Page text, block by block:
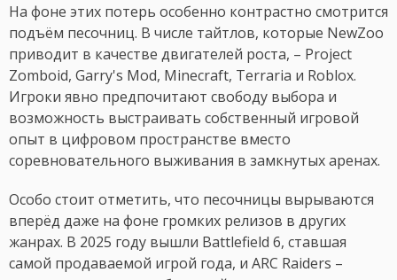
На фоне этих потерь особенно контрастно смотрится
подъём песочниц. В числе тайтлов, которые NewZoo
приводит в качестве двигателей роста, – Project
Zomboid, Garry's Mod, Minecraft, Terraria и Roblox.
Игроки явно предпочитают свободу выбора и
возможность выстраивать собственный игровой
опыт в цифровом пространстве вместо
соревновательного выживания в замкнутых аренах.
Особо стоит отметить, что песочницы вырываются
вперёд даже на фоне громких релизов в других
жанрах. В 2025 году вышли Battlefield 6, ставшая
самой продаваемой игрой года, и ARC Raiders –